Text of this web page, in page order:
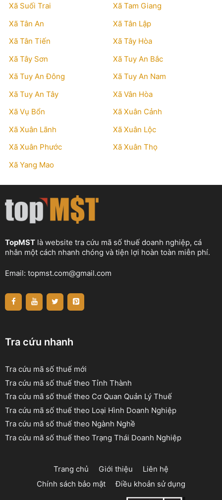
Xã Suối Trai
Xã Tam Giang
Xã Tân An
Xã Tân Lập
Xã Tân Tiến
Xã Tây Hòa
Xã Tây Sơn
Xã Tuy An Bắc
Xã Tuy An Đông
Xã Tuy An Nam
Xã Tuy An Tây
Xã Vân Hòa
Xã Vụ Bổn
Xã Xuân Cảnh
Xã Xuân Lãnh
Xã Xuân Lộc
Xã Xuân Phước
Xã Xuân Thọ
Xã Yang Mao
TopMST là website tra cứu mã số thuế doanh nghiệp, cá
nhân một cách nhanh chóng và tiện lợi hoàn toàn miễn phí.
Email: topmst.com@gmail.com
Tra cứu nhanh
Tra cứu mã số thuế mới
Tra cứu mã số thuế theo Tỉnh Thành
Tra cứu mã số thuế theo Cơ Quan Quản Lý Thuế
Tra cứu mã số thuế theo Loại Hình Doanh Nghiệp
Tra cứu mã số thuế theo Ngành Nghề
Tra cứu mã số thuế theo Trạng Thái Doanh Nghiệp
Trang chủ Giới thiệu
Liên hệ
Chính sách bảo mật
Điều khoản sử dụng